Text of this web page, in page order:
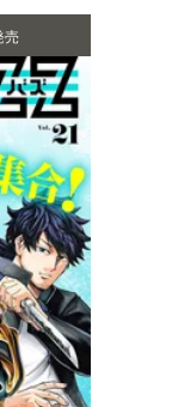
売